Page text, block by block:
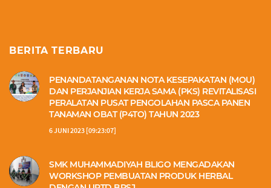
BERITA TERBARU
PENANDATANGANAN NOTA KESEPAKATAN (MOU)
DAN PERJANJIAN KERJA SAMA (PKS) REVITALISASI
PERALATAN PUSAT PENGOLAHAN PASCA PANEN
TANAMAN OBAT (P4TO) TAHUN 2023
6 JUNI 2023 [09:23:07]
SMK MUHAMMADIYAH BLIGO MENGADAKAN
WORKSHOP PEMBUATAN PRODUK HERBAL